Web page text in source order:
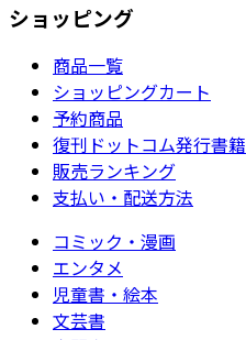
ショッピング
商品一覧
ショッピングカート
予約商品
復刊ドットコム発行書籍
販売ランキング
支払い・配送方法
コミック・漫画
エンタメ
児童書・絵本
文芸書